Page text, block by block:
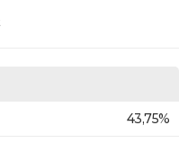
43,75%